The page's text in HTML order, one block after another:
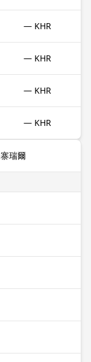
— KHR
— KHR
— KHR
— KHR
瑞爾